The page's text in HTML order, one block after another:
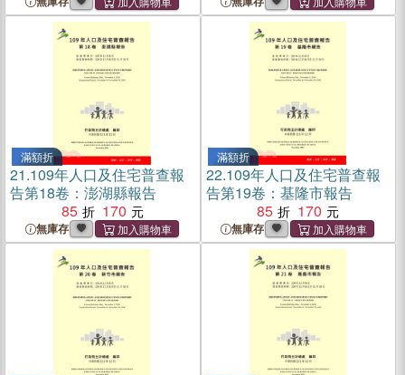
滿額折
21.109年人口及住宅普查報
告第18卷：澎湖縣報告
85
170
無庫存
滿額折
22.109年人口及住宅普查報
告第19卷：基隆市報告
85
170
無庫存